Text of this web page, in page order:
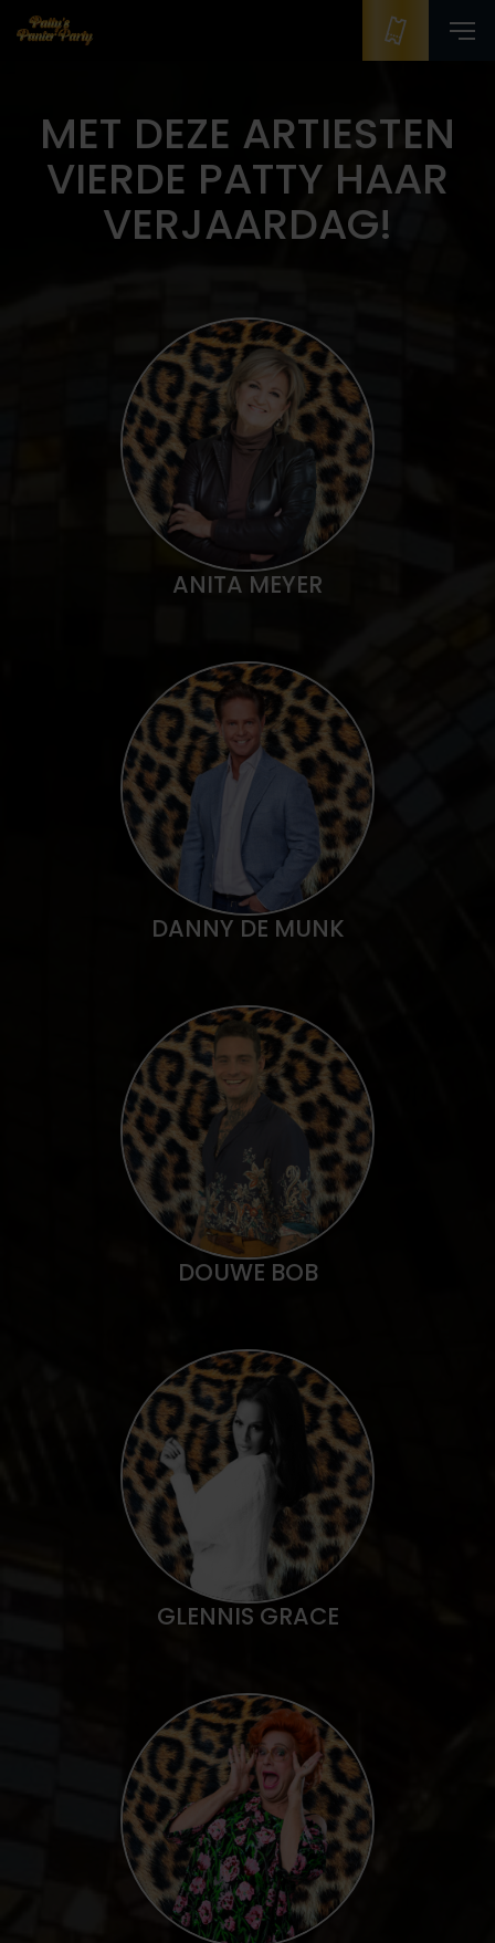
MET DEZE ARTIESTEN
VIERDE PATTY HAAR
VERJAARDAG!
ANITA MEYER
DANNY DE MUNK
DOUWE BOB
GLENNIS GRACE